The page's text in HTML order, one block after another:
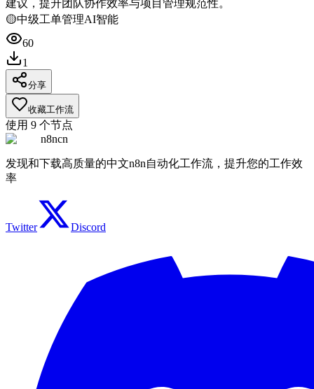
建议，提升团队协作效率与项目管理规范性。
🟡中级工单管理AI智能
60
1
分享
收藏工作流
使用 9 个节点
n8ncn
发现和下载高质量的中文n8n自动化工作流，提升您的工作效
率
Twitter Discord